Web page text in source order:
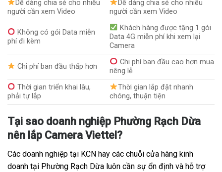
Dễ dàng chia sẻ cho nhiều
người cần xem Video
Dễ dàng chia sẻ cho nhiều
người cần xem Video
Không có gói Data miễn
phí đi kèm
Khách hàng được tặng 1 gói
Data 4G miễn phí khi xem lại
Camera
Chi phí ban đầu thấp hơn
Chi phí ban đầu cao hơn mua
riêng lẻ
Thời gian triển khai lâu,
phải tự lắp
Thời gian lắp đặt nhanh
chóng, thuận tiện
Tại sao doanh nghiệp Phường Rạch Dừa
nên lắp Camera Viettel?
Các doanh nghiệp tại KCN hay các chuỗi cửa hàng kinh
doanh tại Phường Rạch Dừa luôn cần sự ổn định và hỗ trợ